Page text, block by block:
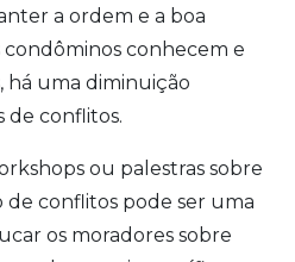
a ordem e a boa
conhecem e
há uma diminuição
de conflitos.
ou palestras sobre
de conflitos pode ser uma
os moradores sobre